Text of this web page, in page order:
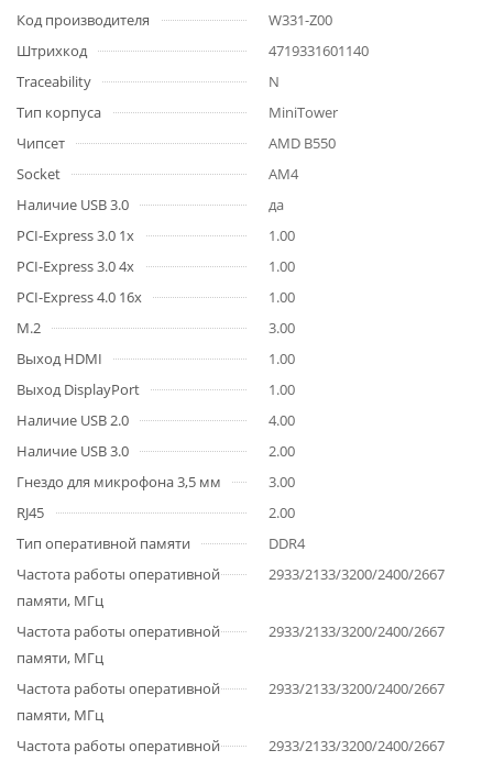
Код производителя
W331-Z00
Штрихкод
4719331601140
Traceability
N
Тип корпуса
MiniTower
Чипсет
AMD B550
Socket
AM4
Наличие USB 3.0
да
PCI-Express 3.0 1x
1.00
PCI-Express 3.0 4x
1.00
PCI-Express 4.0 16x
1.00
M.2
3.00
Выход HDMI
1.00
Выход DisplayPort
1.00
Наличие USB 2.0
4.00
Наличие USB 3.0
2.00
Гнездо для микрофона 3,5 мм
3.00
RJ45
2.00
Тип оперативной памяти
DDR4
Частота работы оперативной
памяти, МГц
2933/2133/3200/2400/2667
Частота работы оперативной
памяти, МГц
2933/2133/3200/2400/2667
Частота работы оперативной
памяти, МГц
2933/2133/3200/2400/2667
Частота работы оперативной
2933/2133/3200/2400/2667